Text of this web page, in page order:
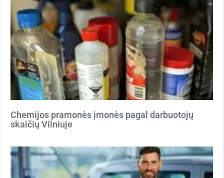
Chemijos pramonės įmonės pagal darbuotojų
skaičių Vilniuje